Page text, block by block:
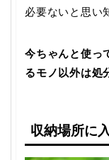
必要ないと思い
今ちゃんと使っ
るモノ以外は処
収納場所に